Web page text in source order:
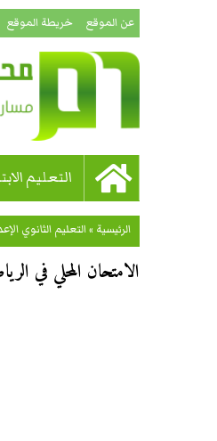
عن الموقع خريطة الموقع
التعليم
الرئيسية »التعليم الثانوي
الامتحان المحلي في